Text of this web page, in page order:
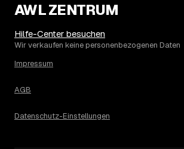
Die Spanne ergibt sich vor allem aus
eher am unteren Ende, eine voll möblierte
Etage ohne Aufzug oder viel Sperrmüll
Sondermüllanteil verschieben den
kostenlosen Einschätzung.
AWL ZENTRUM
Hilfe-Center besuchen
Wir verkaufen keine personenbezogenen Daten
Impressum
AGB
Datenschutz-Einstellungen